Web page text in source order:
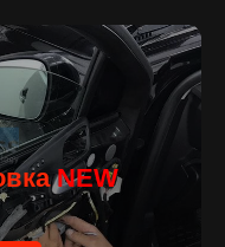
NEW